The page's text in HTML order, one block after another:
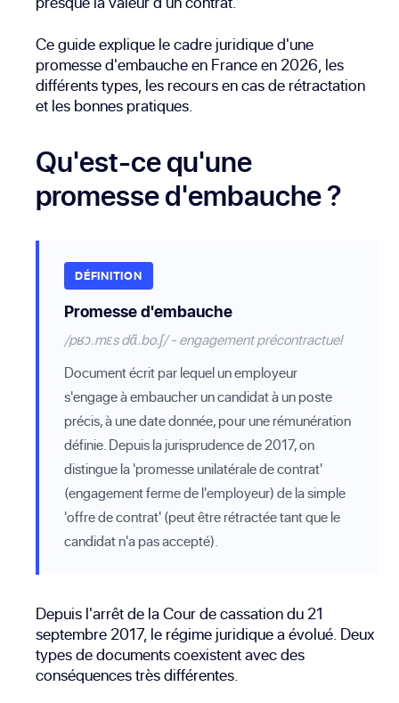
Ce guide explique le cadre juridique d'une
promesse d'embauche en France en 2026, les
différents types, les recours en cas de rétractation
et les bonnes pratiques.
Qu'est-ce qu'une
promesse d'embauche ?
DÉFINITION
Promesse d'embauche
/pʁɔ.mɛs dɑ̃.bo.ʃ/ - engagement précontractuel
Document écrit par lequel un employeur
s'engage à embaucher un candidat à un poste
précis, à une date donnée, pour une rémunération
définie. Depuis la jurisprudence de 2017, on
distingue la 'promesse unilatérale de contrat'
(engagement ferme de l'employeur) de la simple
'offre de contrat' (peut être rétractée tant que le
candidat n'a pas accepté).
Depuis l'arrêt de la Cour de cassation du 21
septembre 2017, le régime juridique a évolué. Deux
types de documents coexistent avec des
conséquences très différentes.